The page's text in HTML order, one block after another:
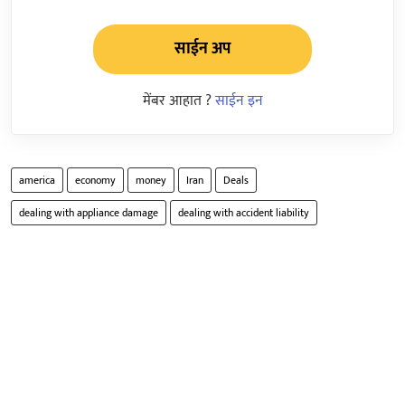
साईन अप
मेंबर आहात ?साईन इन
america economy money Iran
Deals
dealing with appliance damage
dealing with accident liability